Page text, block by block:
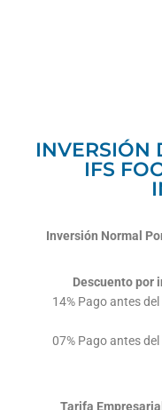
INVERSIÓN
IFS
Inversión Normal
Descuento por
14% Pago antes
07% Pago antes
Tarifa